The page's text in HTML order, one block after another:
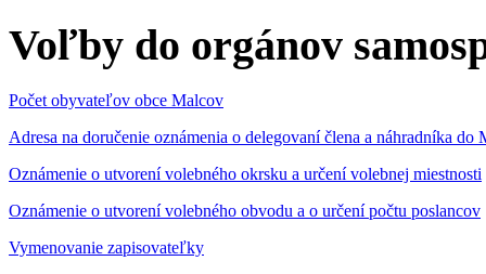
Voľby do orgánov
Počet obyvateľov obce Malcov
Adresa na doručenie oznámenia o delegovaní člena a náhradníka
Oznámenie o utvorení volebného okrsku a určení volebnej miestnosti
Oznámenie o utvorení volebného obvodu a o určení počtu poslancov
Vymenovanie zapisovateľky